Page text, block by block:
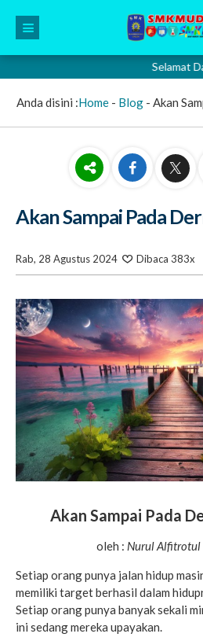
Selamat
Anda disini :Home - Blog - Akan
Akan Sampai Pada
Rab, 28 Agustus 2024 Dibaca 383x
Akan Sampai Pada
oleh : Nurul Alfitrotul
Setiap orang punya jalan hidup
memiliki target berhasil dalam
Setiap orang punya banyak sekali
ini sedang mereka upayakan.